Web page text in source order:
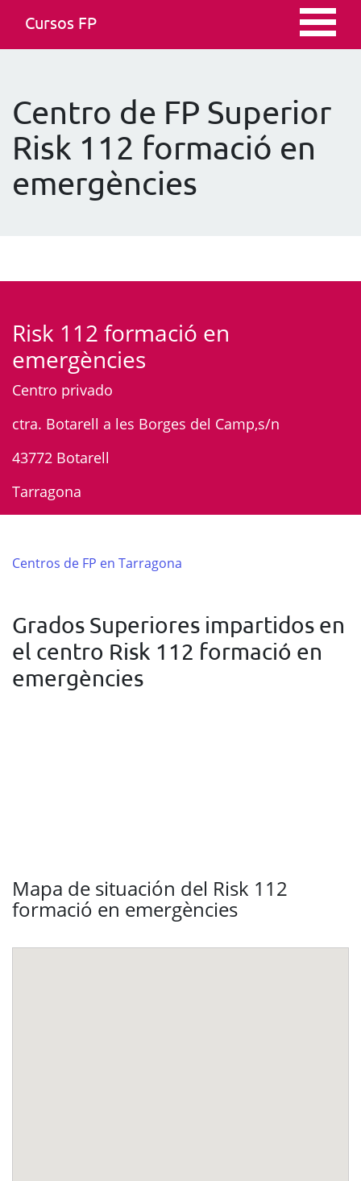
Cursos FP
Centro de FP Superior
Risk 112 formació en
emergències
Risk 112 formació en
emergències
Centro privado
ctra. Botarell a les Borges del Camp,s/n
43772 Botarell
Tarragona
Centros de FP en Tarragona
Grados Superiores impartidos en
el centro Risk 112 formació en
emergències
Mapa de situación del Risk 112
formació en emergències